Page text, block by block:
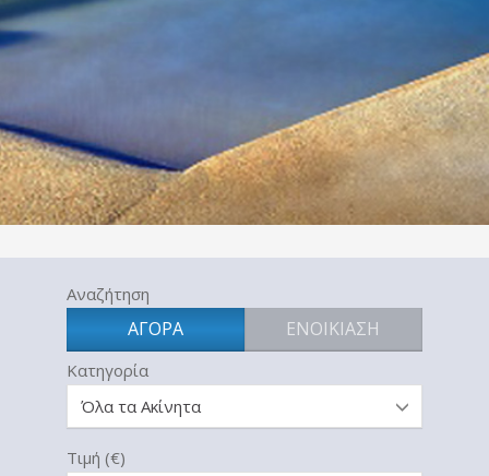
Αναζήτηση
ΑΓΟΡΆ ΕΝΟΙΚΊΑΣΗ
Κατηγορία
Τιμή (€)